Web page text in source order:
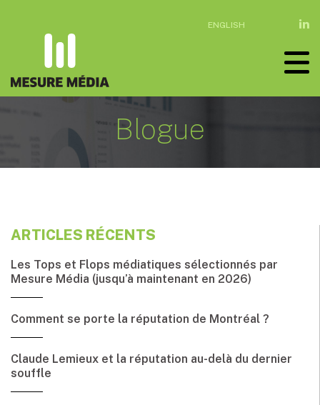
ENGLISH
Blogue
ARTICLES RÉCENTS
Les Tops et Flops médiatiques sélectionnés par
Mesure Média (jusqu’à maintenant en 2026)
Comment se porte la réputation de Montréal ?
Claude Lemieux et la réputation au-delà du dernier
souffle